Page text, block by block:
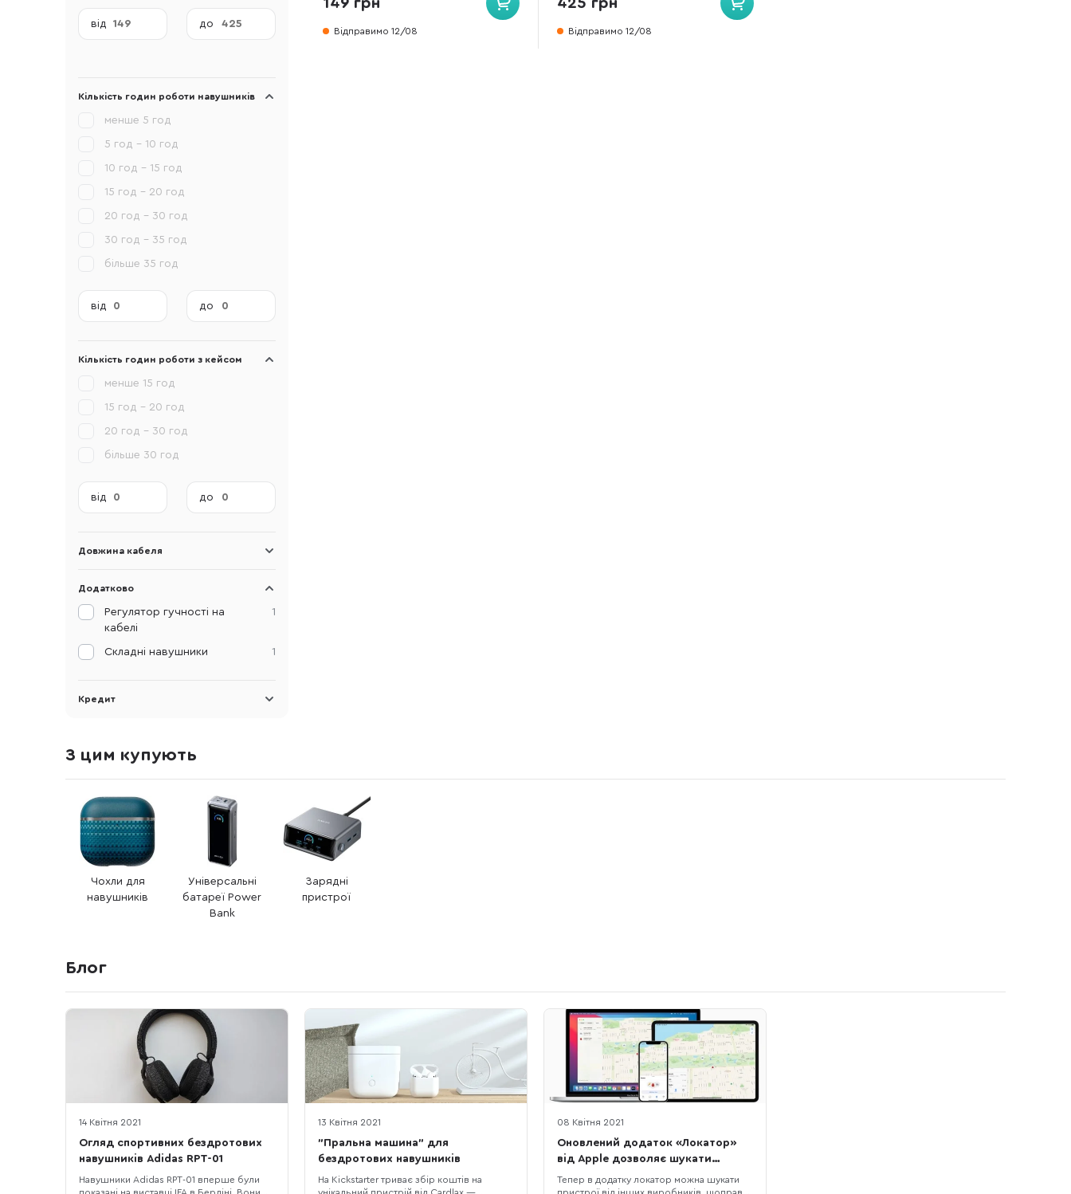
Відправимо 12/08 Відправимо 12/08
від до
Кількість годин роботи навушників
менше 5 год
5 год - 10 год
10 год - 15 год
15 год - 20 год
20 год - 30 год
30 год - 35 год
більше 35 год
від до
Кількість годин роботи з кейсом
менше 15 год
15 год - 20 год
20 год - 30 год
більше 30 год
від до
Довжина кабеля
Додатково
1
Регулятор гучності на
кабелі
1
Складні навушники
Кредит
З цим купують
Чохли для
навушників
Універсальні
батареї Power
Bank
Зарядні
пристрої
Блог
14 Квітня 2021
Огляд спортивних бездротових
навушників Adidas RPT-01
Навушники Adidas RPT-01 вперше були
13 Квітня 2021
"Пральна машина" для
бездротових навушників
На Kickstarter триває збір коштів на
08 Квітня 2021
Оновлений додаток «Локатор»
від Apple дозволяє шукати
пристрої від сторонніх
виробників
Тепер в додатку локатор можна шукати